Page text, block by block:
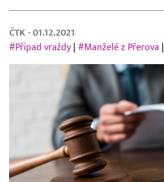
ČTK - 01.12.2021
#Případ vraždy #Manželé z Přerova